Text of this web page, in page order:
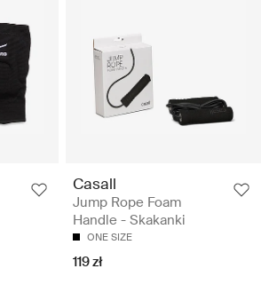
Casall
Jump Rope Foam
Handle - Skakanki
ONE SIZE
119 zł